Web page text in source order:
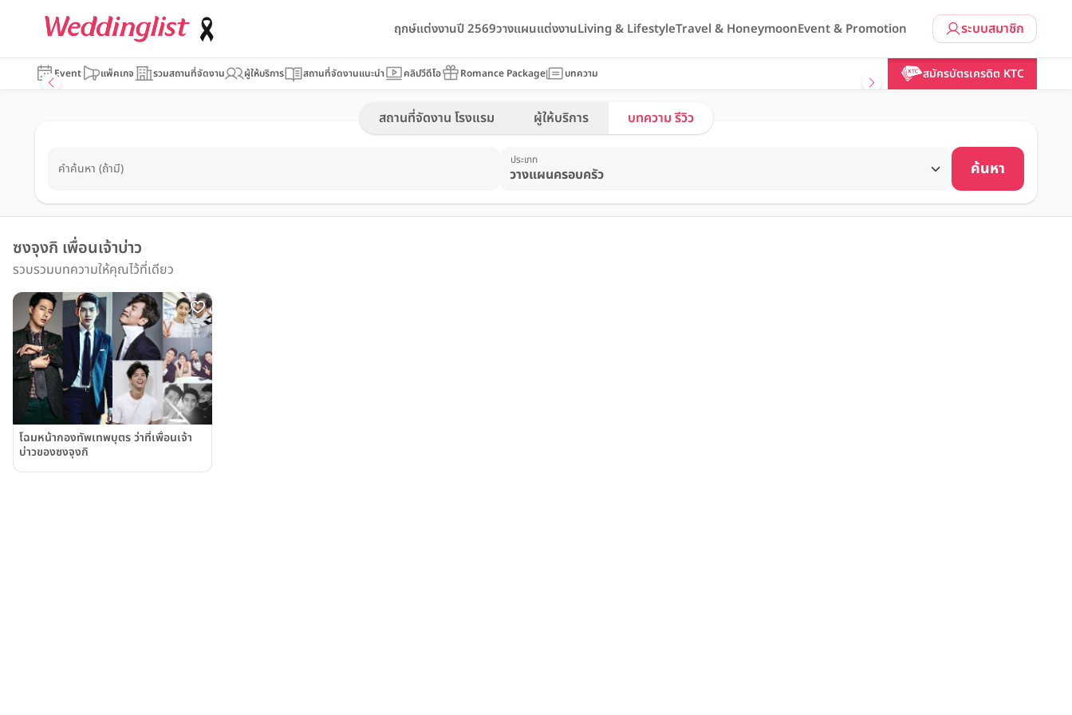
ระบบสมาชิก
ฤกษ์แต่งงานปี 2569วางแผนแต่งงานLiving & LifestyleTravel & HoneymoonEvent & Promotion
Event แพ็คเกจ รวมสถานที่จัดงาน ผู้ให้บริการ สถานที่จัดงานแนะนำ คลิปวีดีโอ Romance Package บทความ สมัครบัตรเครดิต KTC
สถานที่จัดงาน โรงแรม ผู้ให้บริการ บทความ รีวิว
คำค้นหา (ถ้ามี)
ประเภท ค้นหา
ซงจุงกิ เพื่อนเจ้าบ่าว
รวบรวมบทความให้คุณไว้ที่เดียว
โฉมหน้ากองทัพเทพบุตร ว่าที่เพื่อนเจ้า
บ่าวของซงจุงกิ